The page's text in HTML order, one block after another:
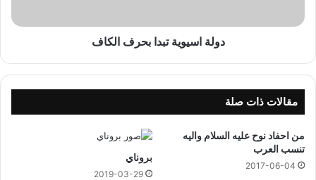
و
ك
ل
س
ي
ي
ب
ر
ا
دولة اسيوية تبدا بحرف الكاف
مقالات ذات صلة
من احفاد نوح عليه السلام واليه
تنسب العرب
2017-06-04
بروناي
2019-03-29